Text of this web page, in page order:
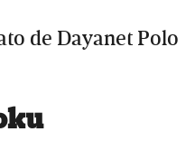
de Dayanet Polo